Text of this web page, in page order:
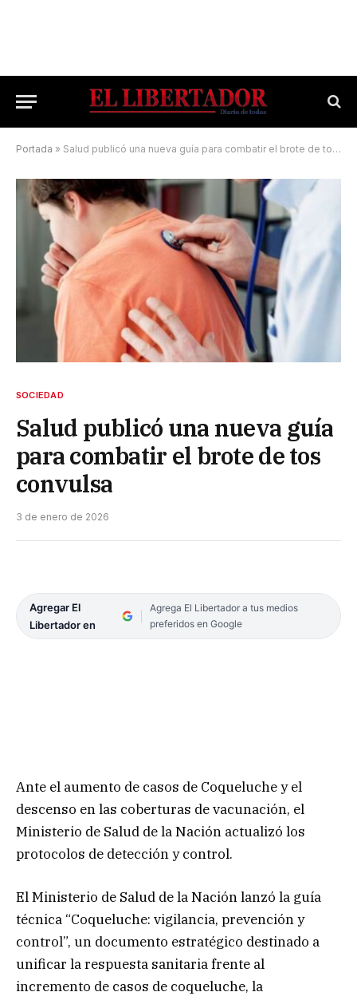
Portada » Salud publicó una nueva guía para combatir el brote de tos convulsa
SOCIEDAD
Salud publicó una nueva guía
para combatir el brote de tos
convulsa
3 de enero de 2026
Agregar El
Libertador en
Agrega El Libertador a tus medios
preferidos en Google
Ante el aumento de casos de Coqueluche y el
descenso en las coberturas de vacunación, el
Ministerio de Salud de la Nación actualizó los
protocolos de detección y control.
El Ministerio de Salud de la Nación lanzó la guía
técnica “Coqueluche: vigilancia, prevención y
control”, un documento estratégico destinado a
unificar la respuesta sanitaria frente al
incremento de casos de coqueluche, la